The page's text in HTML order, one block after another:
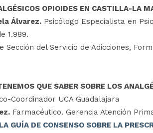
OPIOIDES EN CASTILLA-LA
Álvarez. Psicólogo Especialista en
1.989.
Sección del Servicio de Adicciones,
QUE SABER SOBRE LOS
Coordinador UCA Guadalajara
Farmacéutico. Gerencia Atención
DE CONSENSO SOBRE LA